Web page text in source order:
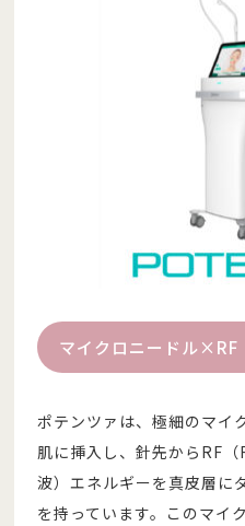
マイクロニードル×RF
ポテンツァは、極細のマイ
肌に挿入し、針先からRF
波）エネルギーを真皮層に
を持っています。このマイ